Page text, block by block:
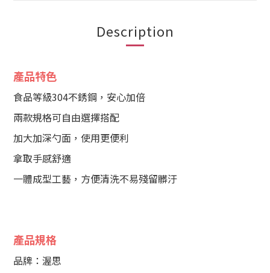
Description
產品特色
食品等級304不銹鋼，安心加倍
兩款規格可自由選擇搭配
加大加深勺面，使用更便利
拿取手感舒適
一體成型工藝，方便清洗不易殘留髒汙
產品規格
品牌：渥思